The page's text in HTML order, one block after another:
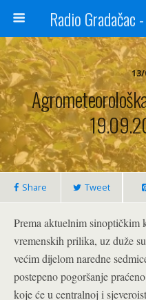
13/
Share Tweet
Prema aktuelnim sinoptičkim
vremenskih prilika, uz duže
većim dijelom naredne
postepeno pogoršanje
koje će u centralnoj i